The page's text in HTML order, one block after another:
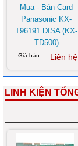
Mua - Bán Card
Panasonic KX-
T96191 DISA (KX-
TD500)
Giá bán: Liên hệ
LINH KIỆN